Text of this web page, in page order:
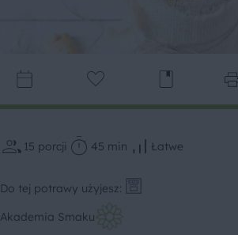
15 porcji 45 min Łatwe
Do tej potrawy użyjesz:
Akademia Smaku